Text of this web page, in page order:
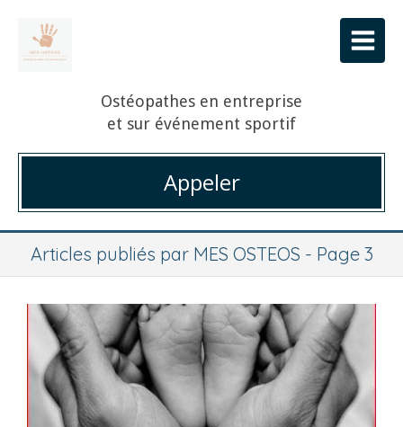
Ostéopathes en entreprise
et sur événement sportif
Appeler
Articles publiés par MES OSTEOS - Page 3